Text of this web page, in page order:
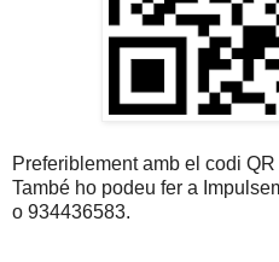
Preferiblement amb el codi QR
També ho podeu fer a
o 934436583.